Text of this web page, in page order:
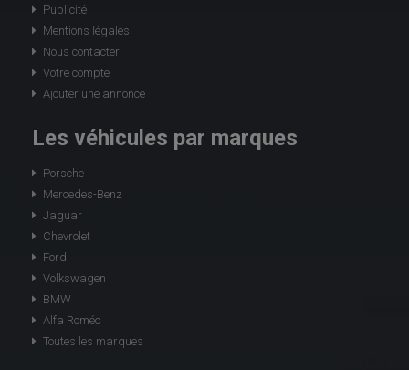
Publicité
Mentions légales
Nous contacter
Votre compte
Ajouter une annonce
Les véhicules par marques
Porsche
Mercedes-Benz
Jaguar
Chevrolet
Ford
Volkswagen
BMW
Alfa Roméo
Toutes les marques